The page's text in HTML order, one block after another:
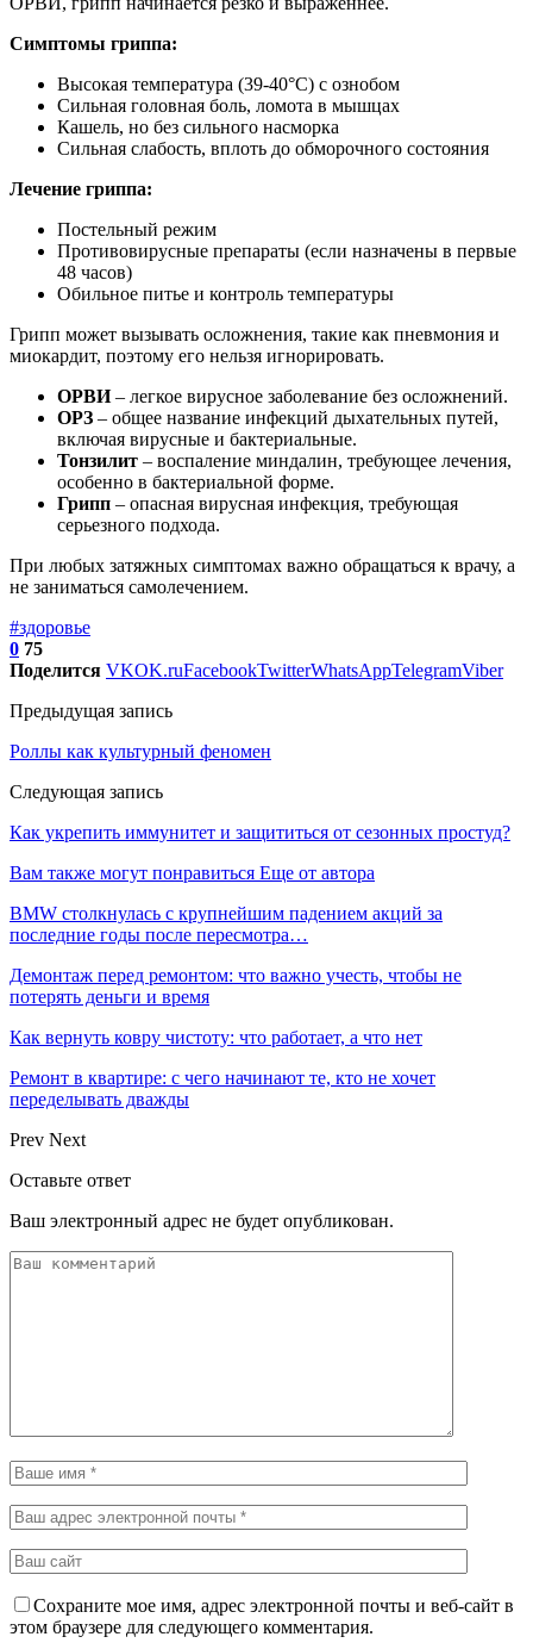
Симптомы гриппа:
Высокая температура (39-40°C) с ознобом
Сильная головная боль, ломота в мышцах
Кашель, но без сильного насморка
Сильная слабость, вплоть до обморочного состояния
Лечение гриппа:
Постельный режим
Противовирусные препараты (если назначены в первые
48 часов)
Обильное питье и контроль температуры
Грипп может вызывать осложнения, такие как пневмония и
миокардит, поэтому его нельзя игнорировать.
ОРВИ– легкое вирусное заболевание без осложнений.
ОРЗ – общее название инфекций дыхательных путей,
включая вирусные и бактериальные.
Тонзилит – воспаление миндалин, требующее лечения,
особенно в бактериальной форме.
Грипп – опасная вирусная инфекция, требующая
серьезного подхода.
При любых затяжных симптомах важно обращаться к врачу, а
не заниматься самолечением.
#здоровье
0 75
Поделится VKOK.ruFacebookTwitterWhatsAppTelegramViber
Предыдущая запись
Роллы как культурный феномен
Следующая запись
Как укрепить иммунитет и защититься от сезонных простуд?
Вам также могут понравиться Еще от автора
BMW столкнулась с крупнейшим падением акций за
последние годы после пересмотра…
Демонтаж перед ремонтом: что важно учесть, чтобы не
потерять деньги и время
Как вернуть ковру чистоту: что работает, а что нет
Ремонт в квартире: с чего начинают те, кто не хочет
переделывать дважды
Prev Next
Оставьте ответ
Ваш электронный адрес не будет опубликован.
Сохраните мое имя, адрес электронной почты и веб-сайт в
этом браузере для следующего комментария.